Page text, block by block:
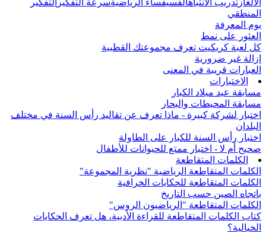
الألغاز تدريب الانتباهالفسيفساء الرياضيةسرعة التفكير التفكير
المنطقي
يوم المعرفة
العثور على نمط
كل لعبة كريكيت تعرف مجموعتك القطبية
إزالة غير ضرورية
العبارات قريبة في المعنى
الاختبارات
مسابقة عيد ميلاد الكبار
مسابقة المحيطات والبحار
اختبار لشركة كبيرة - ماذا تعرف عن تقاليد رأس السنة في مختلف
البلدان
اختبار رأس السنة للكبار على الطاولة
صحيح أم لا - اختبار ممتع للحيوانات للأطفال
الكلمات المتقاطعة
الكلمات المتقاطعة الرياضية "نظرية المجموعة"
الكلمات المتقاطعة للحكايات الخرافية
باتجاه الصين حسب التاريخ
الكلمات المتقاطعة "الرياضيون الروس"
كتاب الكلمات المتقاطعة للقراءة الأدبية، هل تعرف الحكايات
الخيالية؟